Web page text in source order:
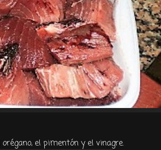
orégano, el pimentóny el vinagre.